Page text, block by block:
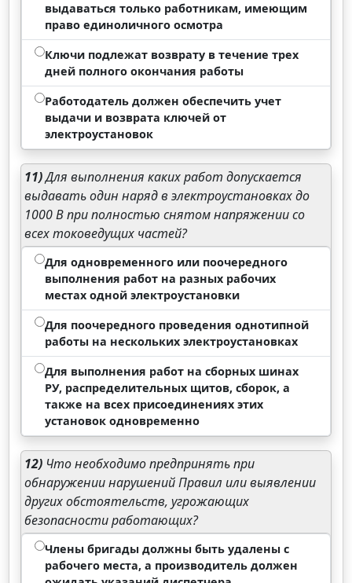
выдаваться только работникам, имеющим
право единоличного осмотра
Ключи подлежат возврату в течение трех
дней полного окончания работы
Работодатель должен обеспечить учет
выдачи и возврата ключей от
электроустановок
11)Для выполнения каких работ допускается
выдавать один наряд в электроустановках до
1000 В при полностью снятом напряжении со
всех токоведущих частей?
Для одновременного или поочередного
выполнения работ на разных рабочих
местах одной электроустановки
Для поочередного проведения однотипной
работы на нескольких электроустановках
Для выполнения работ на сборных шинах
РУ, распределительных щитов, сборок, а
также на всех присоединениях этих
установок одновременно
12) Что необходимо предпринять при
обнаружении нарушений Правил или выявлении
других обстоятельств, угрожающих
безопасности работающих?
Члены бригады должны быть удалены с
рабочего места, а производитель должен